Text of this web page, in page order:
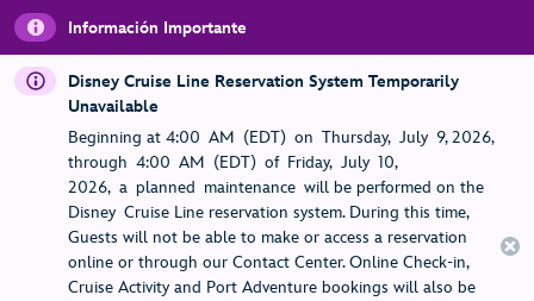
Información Importante
Disney Cruise Line Reservation System Temporarily
Unavailable
Beginning at 4:00 AM (EDT) on Thursday, July 9, 2026,
through 4:00 AM (EDT) of Friday, July 10,
2026, a planned maintenance will be performed on the
Disney Cruise Line reservation system. During this time,
Guests will not be able to make or access a reservation
online or through our Contact Center. Online Check-in,
Cruise Activity and Port Adventure bookings will also be